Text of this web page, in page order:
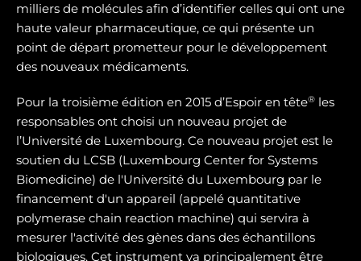
milliers de molécules afin d’identifier celles qui ont une
haute valeur pharmaceutique, ce qui présente un
point de départ prometteur pour le développement
des nouveaux médicaments.
Pour la troisième édition en 2015 d’Espoir en tête® les
responsables ont choisi un nouveau projet de
l’Université de Luxembourg. Ce nouveau projet est le
soutien du LCSB (Luxembourg Center for Systems
Biomedicine) de l'Université du Luxembourg par le
financement d'un appareil (appelé quantitative
polymerase chain reaction machine) qui servira à
mesurer l'activité des gènes dans des échantillons
biologiques. Cet instrument va principalement être